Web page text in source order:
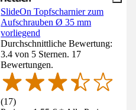
SlideOn Topfscharnier zum
Aufschrauben Ø 35 mm
vorliegend
Durchschnittliche Bewertung:
3.4 von 5 Sternen. 17
Bewertungen.
(17)